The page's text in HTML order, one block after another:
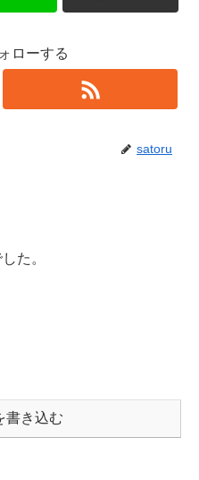
ローする
satoru
た。
書き込む